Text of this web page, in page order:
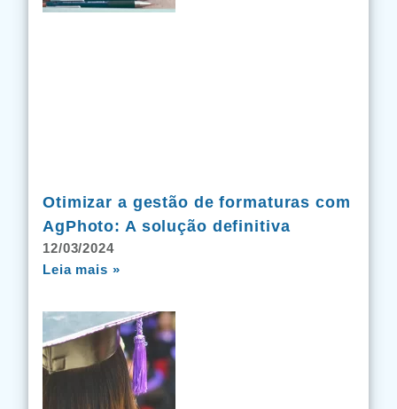
Otimizar a gestão de formaturas com
AgPhoto: A solução definitiva
12/03/2024
Leia mais »